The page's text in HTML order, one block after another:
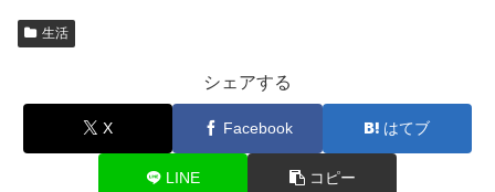
生活
シェアする
X Facebook はてブ
LINE コピー